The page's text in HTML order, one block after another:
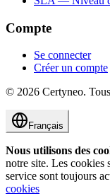
Compte
Se connecter
Créer un compte
© 2026 Certyneo.
Français
Nous utilisons des
notre site. Les cookies
service sont toujours
cookies